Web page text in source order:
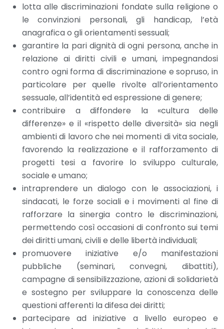
lotta alle discriminazioni fondate sulla religione o
le convinzioni personali, gli handicap, l’età
anagrafica o gli orientamenti sessuali;
garantire la pari dignità di ogni persona, anche in
relazione ai diritti civili e umani, impegnandosi
contro ogni forma di discriminazione e sopruso, in
particolare per quelle rivolte all’orientamento
sessuale, all’identità ed espressione di genere;
contribuire a diffondere la «cultura delle
differenze» e il «rispetto delle diversità» sia negli
ambienti di lavoro che nei momenti di vita sociale,
favorendo la realizzazione e il rafforzamento di
progetti tesi a favorire lo sviluppo culturale,
sociale e umano;
intraprendere un dialogo con le associazioni, i
sindacati, le forze sociali e i movimenti al fine di
rafforzare la sinergia contro le discriminazioni,
permettendo così occasioni di confronto sui temi
dei diritti umani, civili e delle libertà individuali;
promuovere iniziative e/o manifestazioni
pubbliche (seminari, convegni, dibattiti),
campagne di sensibilizzazione, azioni di solidarietà
e sostegno per sviluppare la conoscenza delle
questioni afferenti la difesa dei diritti;
partecipare ad iniziative a livello europeo e